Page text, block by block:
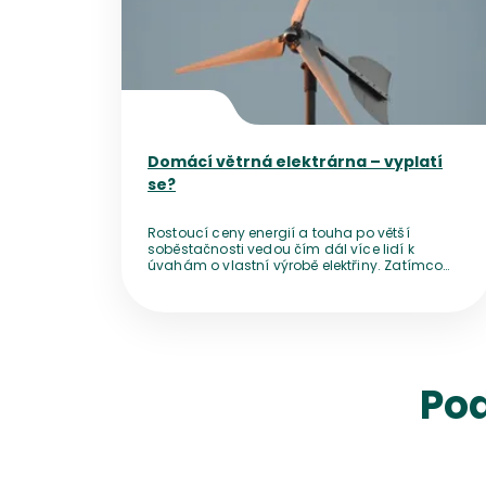
Domácí větrná elektrárna – vyplatí
se?
Rostoucí ceny energií a touha po větší
soběstačnosti vedou čím dál více lidí k
úvahám o vlastní výrobě elektřiny. Zatímco